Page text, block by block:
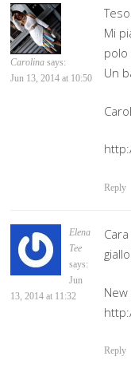
Carolina says:
Jun 13, 2014 at 10:50
Mi
polo
Un
Reply
Elena
Tee
says:
Jun
13, 2014 at 11:32
Reply